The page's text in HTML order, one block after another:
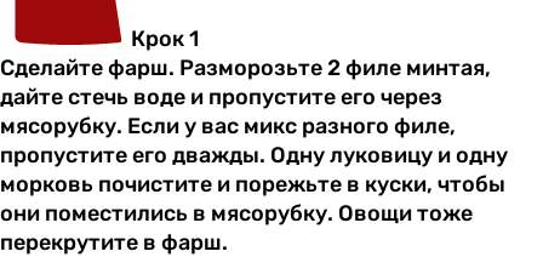
Крок 1
Сделайте фарш. Разморозьте 2 филе минтая,
дайте стечь воде и пропустите его через
мясорубку. Если у вас микс разного филе,
пропустите его дважды. Одну луковицу и одну
морковь почистите и порежьте в куски, чтобы
они поместились в мясорубку. Овощи тоже
перекрутите в фарш.